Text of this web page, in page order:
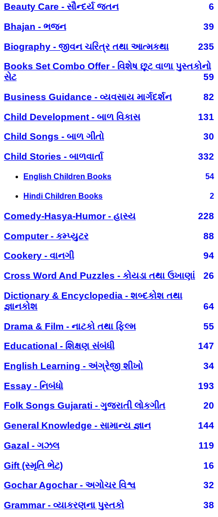
Beauty Care - સૌન્દર્ય જતન
6
Bhajan - ભજન
39
Biography - જીવન ચરિત્ર તથા આત્મકથા
235
Books Set Combo Offer - વિશેષ છૂટ વાળા પુસ્તકોનો
સેટ
59
Business Guidance - વ્યવસાય માર્ગદર્શન
82
Child Development - બાળ વિકાસ
131
Child Songs - બાળ ગીતો
30
Child Stories - બાળવાર્તા
332
English Children Books 54
Hindi Children Books 2
Comedy-Hasya-Humor - હાસ્ય
228
Computer - કમ્પ્યુટર
88
Cookery - વાનગી
94
Cross Word And Puzzles - કોયડા તથા ઉખાણાં
26
Dictionary & Encyclopedia - શબ્દકોશ તથા
જ્ઞાનકોશ
64
Drama & Film - નાટકો તથા ફિલ્મ
55
Educational - શિક્ષણ સંબંધી
147
English Learning - અંગ્રેજી શીખો
34
Essay - નિબંધો
193
Folk Songs Gujarati - ગુજરાતી લોકગીત
20
General Knowledge - સામાન્ય જ્ઞાન
144
Gazal - ગઝલ
119
Gift (સ્મૃતિ ભેટ)
16
Gochar Agochar - અગોચર વિશ્વ
32
Grammar - વ્યાકરણના પુસ્તકો
38